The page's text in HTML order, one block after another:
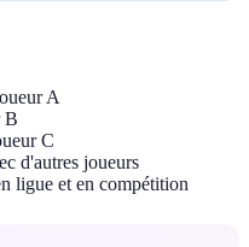
A
B
C
d'autres joueurs
ligue et en compétition